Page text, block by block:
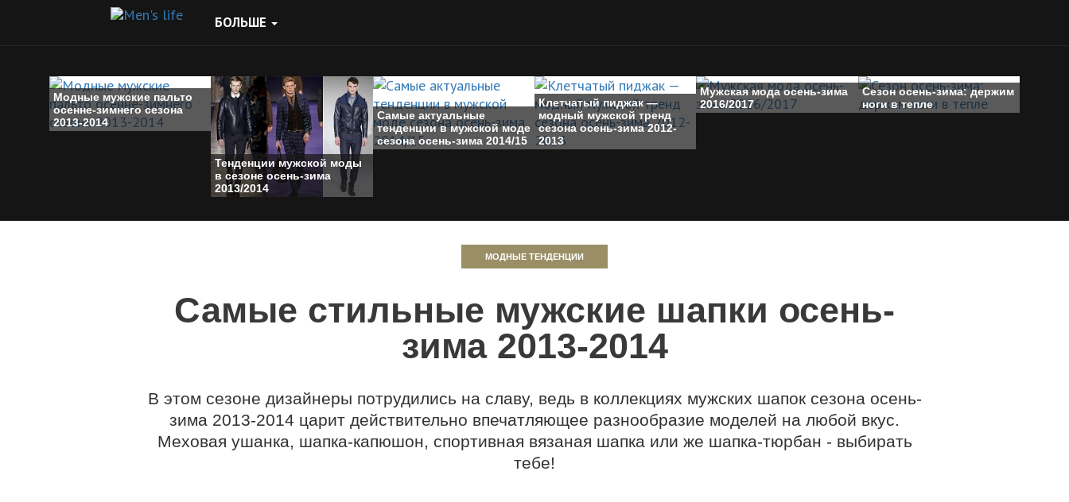
БОЛЬШЕ
Модные мужские пальто
осенне-зимнего сезона
2013-2014
Тенденции мужской моды
в сезоне осень-зима
2013/2014
Самые актуальные
тенденции в мужской моде
сезона осень-зима 2014/15
Клетчатый пиджак —
модный мужской тренд
сезона осень-зима 2012-
2013
Мужская мода осень-зима
2016/2017
Сезон осень-зима: держим
ноги в тепле
МОДНЫЕ ТЕНДЕНЦИИ
Самые стильные мужские шапки осень-
зима 2013-2014
В этом сезоне дизайнеры потрудились на славу, ведь в коллекциях мужских шапок сезона осень-
зима 2013-2014 царит действительно впечатляющее разнообразие моделей на любой вкус.
Меховая ушанка, шапка-капюшон, спортивная вязаная шапка или же шапка-тюрбан - выбирать
тебе!